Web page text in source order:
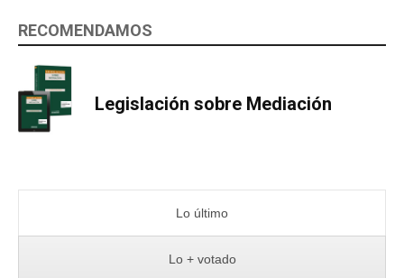
RECOMENDAMOS
Legislación sobre Mediación
Lo último
Lo + votado